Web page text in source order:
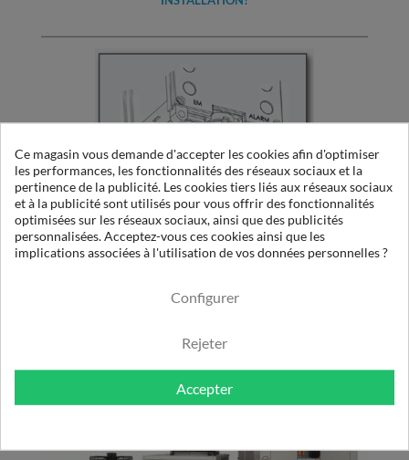
CONTRÔLEURS POUR SÉCHEUR PRODRY :
Ce magasin vous demande d'accepter les cookies afin d'optimiser
les performances, les fonctionnalités des réseaux sociaux et la
pertinence de la publicité. Les cookies tiers liés aux réseaux sociaux
et à la publicité sont utilisés pour vous offrir des fonctionnalités
optimisées sur les réseaux sociaux, ainsi que des publicités
personnalisées. Acceptez-vous ces cookies ainsi que les
implications associées à l'utilisation de vos données personnelles ?
Configurer
Rejeter
Accepter